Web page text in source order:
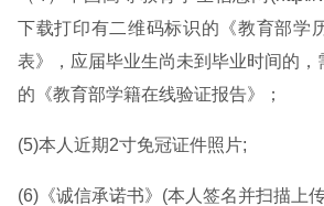
下载打印有二维码标识的《教育部学
表》，应届毕业生尚未到毕业时间的，
的《教育部学籍在线验证报告》；
(5)本人近期2寸免冠证件照片;
(6)《诚信承诺书》(本人签名并扫描上